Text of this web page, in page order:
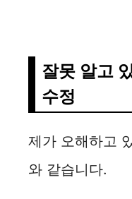
잘못 알고
수정
제가 오해하고
와 같습니다.